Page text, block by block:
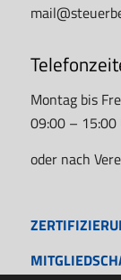
Montag bis
09:00 – 15:00
oder nach